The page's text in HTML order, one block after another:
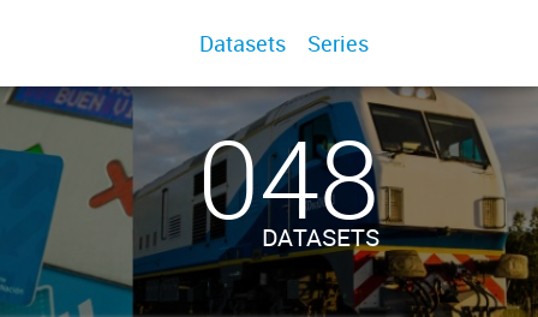
Datasets Series
048
DATASETS